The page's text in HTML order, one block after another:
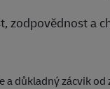
zodpovědnost a
a důkladný zácvik od